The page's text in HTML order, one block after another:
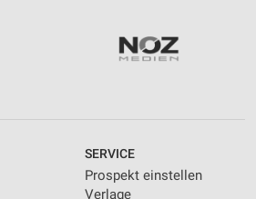
SERVICE
Prospekt einstellen
Verlage